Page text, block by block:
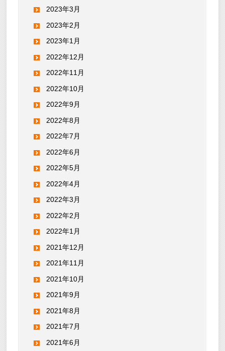
2023年3月
2023年2月
2023年1月
2022年12月
2022年11月
2022年10月
2022年9月
2022年8月
2022年7月
2022年6月
2022年5月
2022年4月
2022年3月
2022年2月
2022年1月
2021年12月
2021年11月
2021年10月
2021年9月
2021年8月
2021年7月
2021年6月